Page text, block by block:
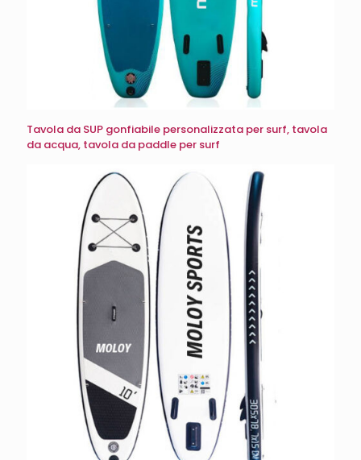
Tavola da SUP gonfiabile personalizzata per surf, tavola
da acqua, tavola da paddle per surf